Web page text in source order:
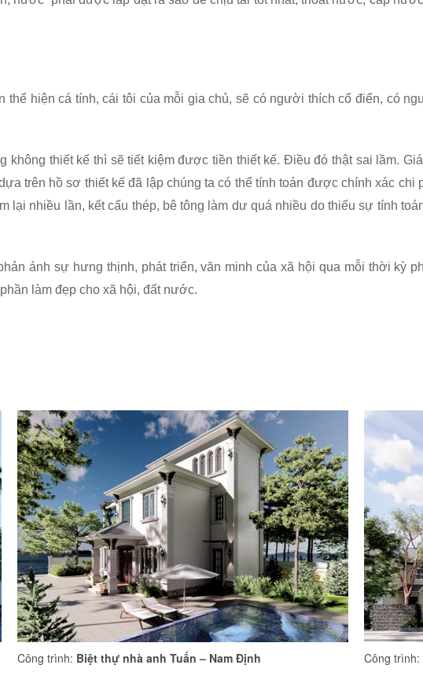
thể hiện cá tính, cái tôi của mỗi gia chủ, sẽ có người thích cổ điển, có
thiết kế thì sẽ tiết kiệm được tiền thiết kế. Điều đó thật sai lầm.
trên hồ sơ thiết kế đã lập chúng ta có thể tính toán được chính xác chi
lại nhiều lần, kết cấu thép, bê tông làm dư quá nhiều do thiếu sự tính
ánh sự hưng thịnh, phát triển, văn minh của xã hội qua mỗi thời kỳ
làm đẹp cho xã hội, đất nước.
Công trình: Biệt thự nhà anh Tuấn – Nam Định Công trình: